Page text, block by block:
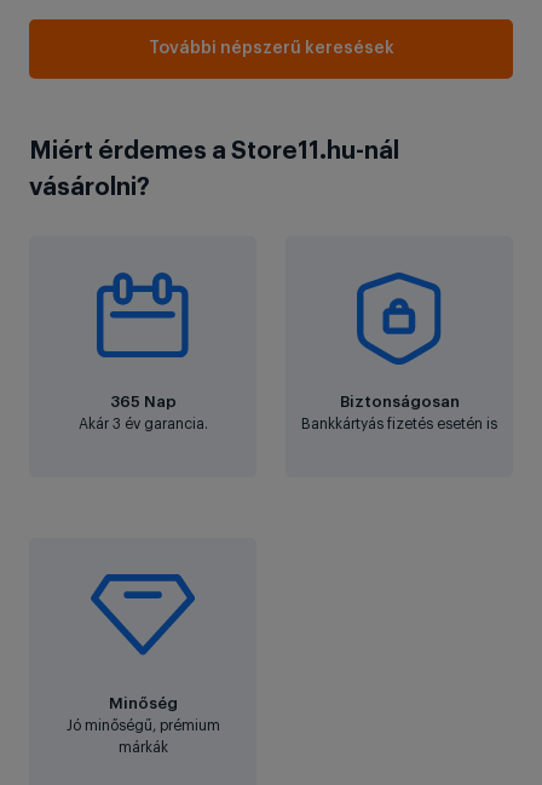
További népszerű keresések
Miért érdemes a Store11.hu-nál
vásárolni?
365 Nap
Akár 3 év garancia.
Biztonságosan
Bankkártyás fizetés esetén is
Minőség
Jó minőségű, prémium
márkák